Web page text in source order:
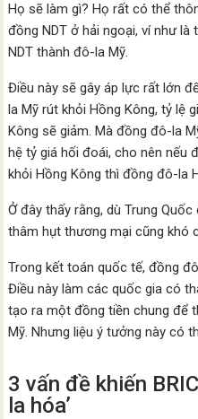
Họ sẽ làm gì? Họ rất có thể
đồng NDT ở hải ngoại, ví như
NDT thành đô-la Mỹ.
Điều này sẽ gây áp lực rất lớn
la Mỹ rút khỏi Hồng Kông, tỷ lệ
Kông sẽ giảm. Mà đồng đô-la
hệ tỷ giá hối đoái, cho nên nếu
khỏi Hồng Kông thì đồng đô-la
Ở đây thấy rằng, dù Trung
thâm hụt thương mại cũng khó
Trong kết toán quốc tế, đồng
Điều này làm các quốc gia có
tạo ra một đồng tiền chung để
Mỹ. Nhưng liệu ý tưởng này có
3 vấn đề khiến
la hóa’